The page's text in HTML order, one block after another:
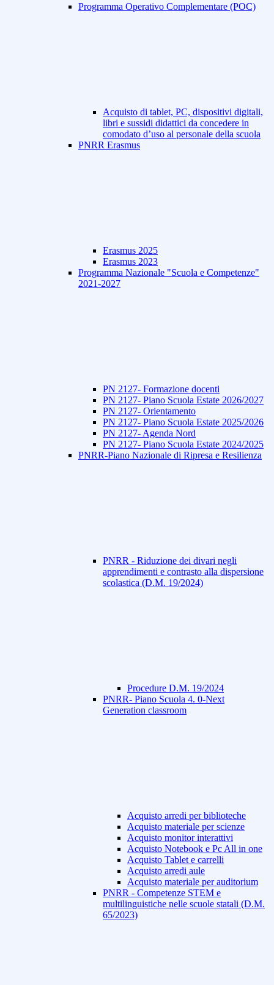
Programma Operativo Complementare (POC)
Acquisto di tablet, PC, dispositivi digitali,
libri e sussidi didattici da concedere in
comodato d’uso al personale della scuola
PNRR Erasmus
Erasmus 2025
Erasmus 2023
Programma Nazionale "Scuola e Competenze"
2021-2027
PN 2127- Formazione docenti
PN 2127- Piano Scuola Estate 2026/2027
PN 2127- Orientamento
PN 2127- Piano Scuola Estate 2025/2026
PN 2127- Agenda Nord
PN 2127- Piano Scuola Estate 2024/2025
PNRR-Piano Nazionale di Ripresa e Resilienza
PNRR - Riduzione dei divari negli
apprendimenti e contrasto alla dispersione
scolastica (D.M. 19/2024)
Procedure D.M. 19/2024
PNRR- Piano Scuola 4. 0-Next
Generation classroom
Acquisto arredi per biblioteche
Acquisto materiale per scienze
Acquisto monitor interattivi
Acquisto Notebook e Pc All in one
Acquisto Tablet e carrelli
Acquisto arredi aule
Acquisto materiale per auditorium
PNRR - Competenze STEM e
multilinguistiche nelle scuole statali (D.M.
65/2023)